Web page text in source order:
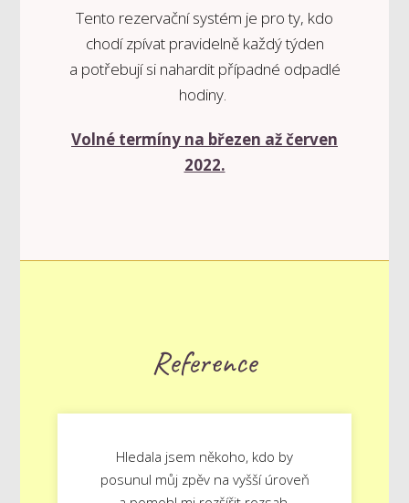
Tento rezervační systém je pro ty, kdo
chodí zpívat pravidelně každý týden
a potřebují si nahardit případné odpadlé
hodiny.
Volné termíny na březen až červen
2022.
Reference
Hledala jsem někoho, kdo by
posunul můj zpěv na vyšší úroveň